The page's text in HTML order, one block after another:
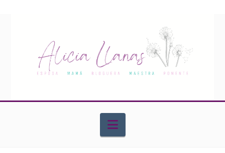
Navigation